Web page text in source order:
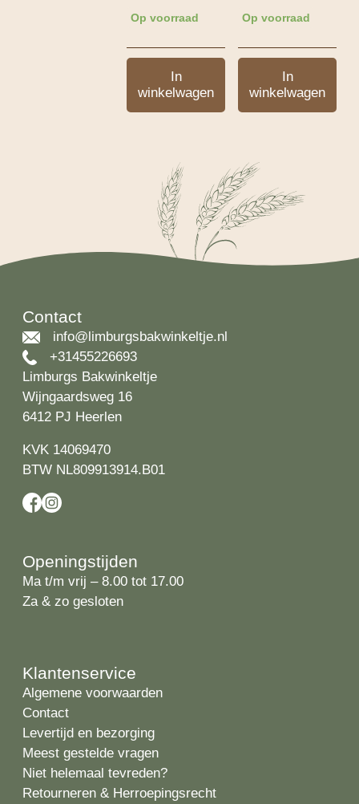
Op voorraad
In
winkelwagen
Op voorraad
In
winkelwagen
Contact
info@limburgsbakwinkeltje.nl
+31455226693
Limburgs Bakwinkeltje
Wijngaardsweg 16
6412 PJ Heerlen
KVK 14069470
BTW NL809913914.B01
Openingstijden
Ma t/m vrij – 8.00 tot 17.00
Za & zo gesloten
Klantenservice
Algemene voorwaarden
Contact
Levertijd en bezorging
Meest gestelde vragen
Niet helemaal tevreden?
Retourneren & Herroepingsrecht